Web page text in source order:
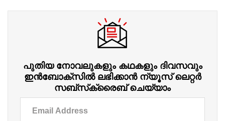
പുതിയ നോവലുകളും കഥകളും ദിവസവും
ഇന്‍ബോക്‌സില്‍ ലഭിക്കാന്‍ ന്യൂസ് ലെറ്റർ
സബ്‌സ്‌ക്രൈബ് ചെയ്യാം